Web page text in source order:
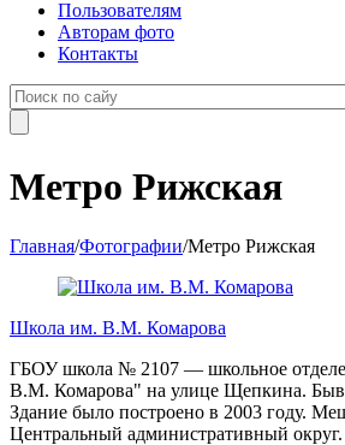
Пользователям
Авторам фото
Контакты
Метро Рижская
Главная/Фотографии/Метро Рижская
Школа им. В.М. Комарова
ГБОУ школа № 2107 — школьное
В.М. Комарова" на улице Щепкина.
Здание было построено в 2003 году.
Центральный административный округ.